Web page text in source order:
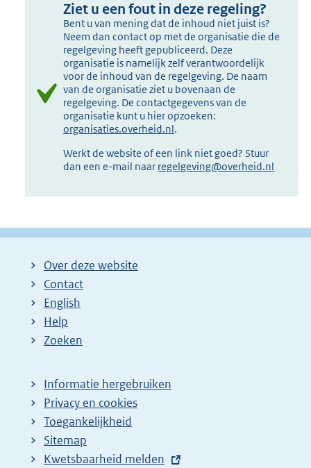
Ziet u een fout in deze regeling?
Bent u van mening dat de inhoud niet juist is?
Neem dan contact op met de organisatie die de
regelgeving heeft gepubliceerd. Deze
organisatie is namelijk zelf verantwoordelijk
voor de inhoud van de regelgeving. De naam
van de organisatie ziet u bovenaan de
regelgeving. De contactgegevens van de
organisatie kunt u hier opzoeken:
organisaties.overheid.nl.
Werkt de website of een link niet goed? Stuur
dan een e-mail naar regelgeving@overheid.nl
Over deze website
Contact
English
Help
Zoeken
Informatie hergebruiken
Privacy en cookies
Toegankelijkheid
Sitemap
E
Kwetsbaarheid melden